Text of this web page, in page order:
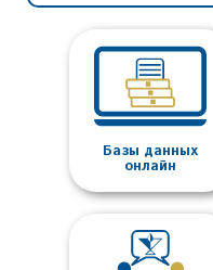
Базы данных
онлайн